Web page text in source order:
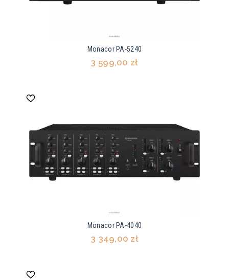
Monacor PA-5240
3 599,00 zł
Monacor PA-4040
3 349,00 zł